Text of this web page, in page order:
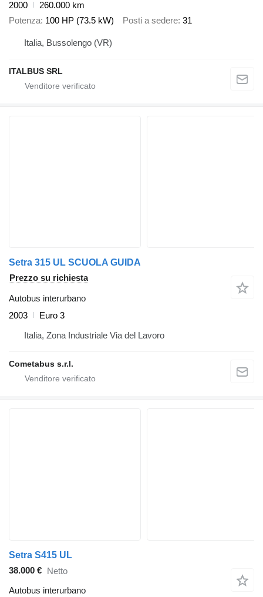
2000
260.000 km
Potenza 100 HP (73.5 kW) Posti a sedere 31
Italia, Bussolengo (VR)
ITALBUS SRL
Setra 315 UL SCUOLA GUIDA
Prezzo su richiesta
Autobus interurbano
2003
Euro 3
Italia, Zona Industriale Via del Lavoro
Cometabus s.r.l.
Setra S415 UL
38.000 € Netto
Autobus interurbano